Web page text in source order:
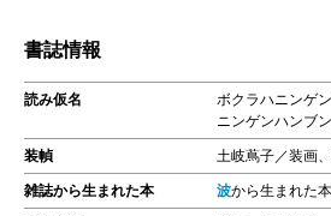
書誌情報
読み仮名
ボクラハニンゲ
ニンゲンハンブ
装幀 土岐蔦子／装画
雑誌から生まれた本 波から生まれた本